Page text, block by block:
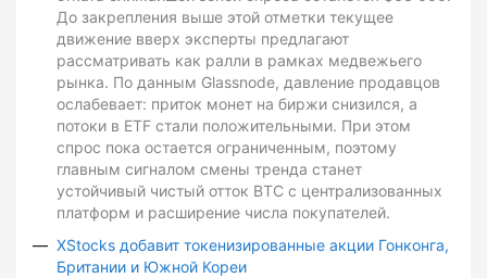
До закрепления выше этой отметки текущее
движение вверх эксперты предлагают
рассматривать как ралли в рамках медвежьего
рынка. По данным Glassnode, давление продавцов
ослабевает: приток монет на биржи снизился, а
потоки в ETF стали положительными. При этом
спрос пока остается ограниченным, поэтому
главным сигналом смены тренда станет
устойчивый чистый отток BTC с централизованных
платформ и расширение числа покупателей.
XStocks добавит токенизированные акции Гонконга,
Британии и Южной Кореи